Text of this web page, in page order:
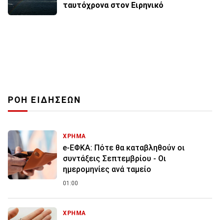
ταυτόχρονα στον Ειρηνικό
ΡΟΗ ΕΙΔΗΣΕΩΝ
ΧΡΗΜΑ
e-ΕΦΚΑ: Πότε θα καταβληθούν οι
συντάξεις Σεπτεμβρίου - Οι
ημερομηνίες ανά ταμείο
01:00
ΧΡΗΜΑ